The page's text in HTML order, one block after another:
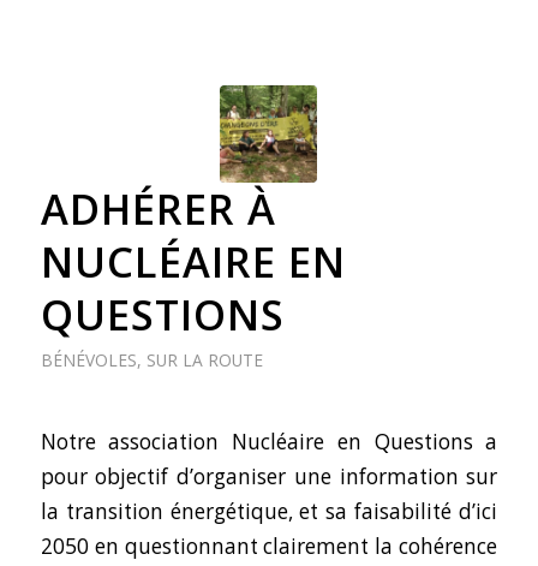
ADHÉRER À
NUCLÉAIRE EN
QUESTIONS
BÉNÉVOLES, SUR LA ROUTE
Notre association Nucléaire en Questions a
pour objectif d’organiser une information sur
la transition énergétique, et sa faisabilité d’ici
2050 en questionnant clairement la cohérence